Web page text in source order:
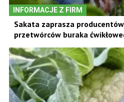
INFORMACJE Z FIRM
Sakata zaprasza
przetwórców buraka